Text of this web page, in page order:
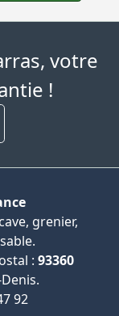
votre
!
grenier,
: 93360
92